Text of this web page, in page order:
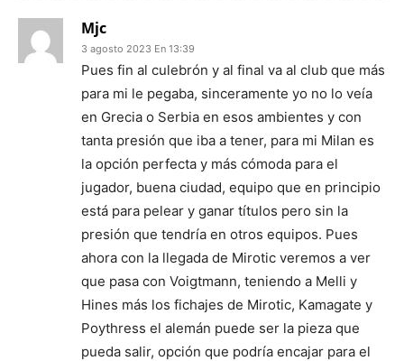
Mjc
3 agosto 2023 En 13:39
Pues fin al culebrón y al final va al club que más
para mi le pegaba, sinceramente yo no lo veía
en Grecia o Serbia en esos ambientes y con
tanta presión que iba a tener, para mi Milan es
la opción perfecta y más cómoda para el
jugador, buena ciudad, equipo que en principio
está para pelear y ganar títulos pero sin la
presión que tendría en otros equipos. Pues
ahora con la llegada de Mirotic veremos a ver
que pasa con Voigtmann, teniendo a Melli y
Hines más los fichajes de Mirotic, Kamagate y
Poythress el alemán puede ser la pieza que
pueda salir, opción que podría encajar para el